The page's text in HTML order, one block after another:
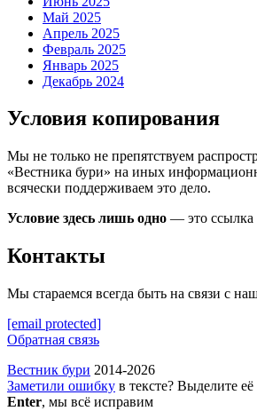
Май 2025
Апрель 2025
Февраль 2025
Январь 2025
Декабрь 2024
Условия копирования
Мы не только не препятствуем
«Вестника бури» на иных
всячески поддерживаем это дело.
Условие здесь лишь одно — это ссылка
Контакты
Мы стараемся всегда быть на связи с
[email protected]
Обратная связь
Вестник бури 2014-2026
Заметили ошибку в тексте? Выделите
Enter, мы всё исправим